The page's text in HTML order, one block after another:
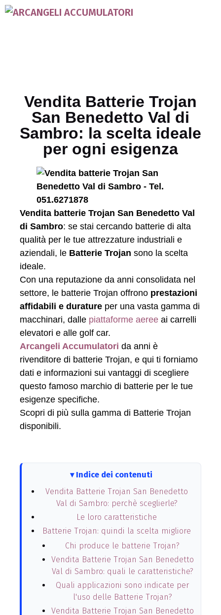
Vendita Batterie Trojan
San Benedetto Val di
Sambro: la scelta ideale
per ogni esigenza
Vendita batterie Trojan San Benedetto Val
di Sambro: se stai cercando batterie di alta
qualità per le tue attrezzature industriali e
aziendali, le Batterie Trojan sono la scelta
ideale.
Con una reputazione da anni consolidata nel
settore, le batterie Trojan offrono prestazioni
affidabili e durature per una vasta gamma di
macchinari, dalle piattaforme aeree ai carrelli
elevatori e alle golf car.
Arcangeli Accumulatori da anni è
rivenditore di batterie Trojan, e qui ti forniamo
dati e informazioni sui vantaggi di scegliere
questo famoso marchio di batterie per le tue
esigenze specifiche.
Scopri di più sulla gamma di Batterie Trojan
disponibili.
Indice dei contenuti
Vendita Batterie Trojan San Benedetto
Val di Sambro: perchè sceglierle?
Le loro caratteristiche
Batterie Trojan: quindi la scelta migliore
Chi produce le batterie Trojan?
Vendita Batterie Trojan San Benedetto
Val di Sambro: quali le caratteristiche?
Quali applicazioni sono indicate per
l'uso delle Batterie Trojan?
Vendita Batterie Trojan San Benedetto